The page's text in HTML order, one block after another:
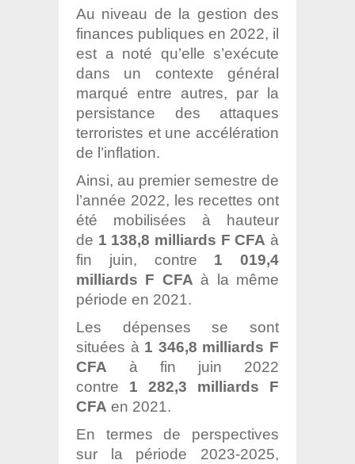
Au niveau de la gestion des
finances publiques en 2022, il
est a noté qu’elle s’exécute
dans un contexte général
marqué entre autres, par la
persistance des attaques
terroristes et une accélération
de l’inflation.
Ainsi, au premier semestre de
l’année 2022, les recettes ont
été mobilisées à hauteur
de 1 138,8 milliards F CFA à
fin juin, contre 1 019,4
milliards F CFA à la même
période en 2021.
Les dépenses se sont
situées à 1 346,8 milliards F
CFA à fin juin 2022
contre 1 282,3 milliards F
CFA en 2021.
En termes de perspectives
sur la période 2023-2025,